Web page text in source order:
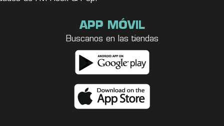
APP MÓVIL
Buscanos en las tiendas